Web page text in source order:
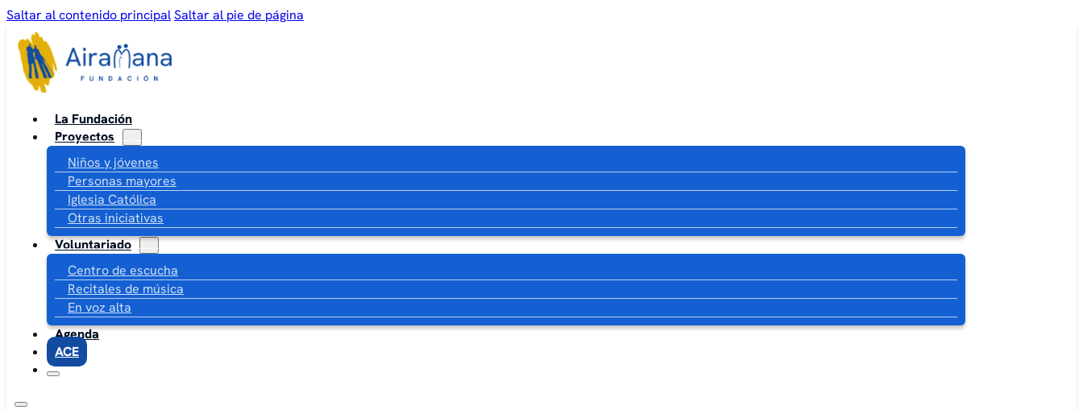
Saltar al contenido principalSaltar al pie de página
La Fundación
Proyectos
Niños y jóvenes
Personas mayores
Iglesia Católica
Otras iniciativas
Voluntariado
Centro de escucha
Recitales de música
En voz alta
Agenda
ACE